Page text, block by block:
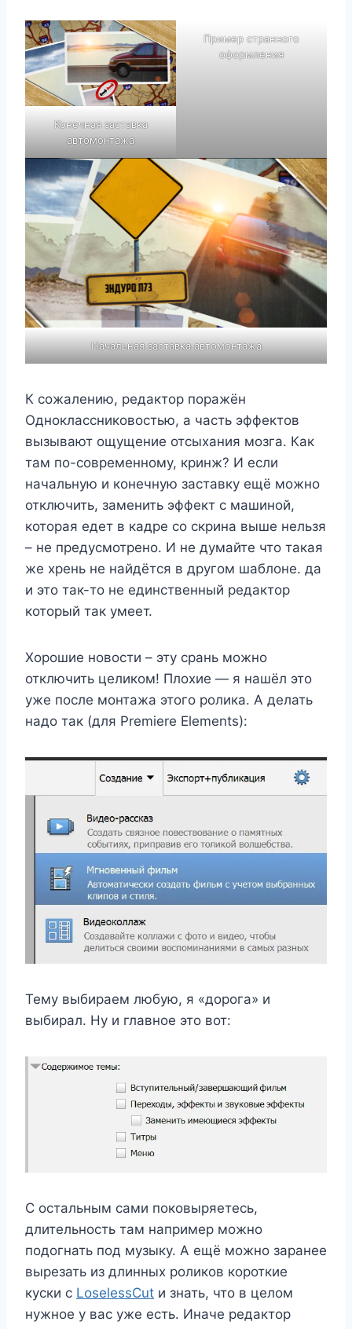
Конечная заставка
автомонтажа
Пример странного
оформления
Начальная заставка автомонтажа
К сожалению, редактор поражён
Одноклассниковостью, а часть эффектов
вызывают ощущение отсыхания мозга. Как
там по-современному, кринж? И если
начальную и конечную заставку ещё можно
отключить, заменить эффект с машиной,
которая едет в кадре со скрина выше нельзя
– не предусмотрено. И не думайте что такая
же хрень не найдётся в другом шаблоне. да
и это так-то не единственный редактор
который так умеет.
Хорошие новости – эту срань можно
отключить целиком! Плохие — я нашёл это
уже после монтажа этого ролика. А делать
надо так (для Premiere Elements):
Тему выбираем любую, я «дорога» и
выбирал. Ну и главное это вот:
С остальным сами поковыряетесь,
длительность там например можно
подогнать под музыку. А ещё можно заранее
вырезать из длинных роликов короткие
куски с LoselessCut и знать, что в целом
нужное у вас уже есть. Иначе редактор